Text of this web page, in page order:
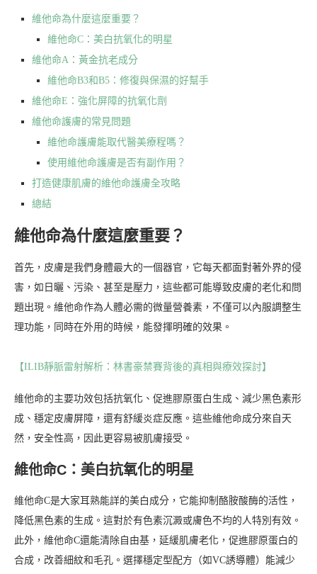
維他命為什麼這麼重要？
維他命C：美白抗氧化的明星
維他命A：黃金抗老成分
維他命B3和B5：修復與保濕的好幫手
維他命E：強化屏障的抗氧化劑
維他命護膚的常見問題
維他命護膚能取代醫美療程嗎？
使用維他命護膚是否有副作用？
打造健康肌膚的維他命護膚全攻略
總結
維他命為什麼這麼重要？
首先，皮膚是我們身體最大的一個器官，它每天都面對著外界的侵
害，如日曬、污染、甚至是壓力，這些都可能導致皮膚的老化和問
題出現。維他命作為人體必需的微量營養素，不僅可以內服調整生
理功能，同時在外用的時候，能發揮明確的效果。
【ILIB靜脈雷射解析：林書豪禁賽背後的真相與療效探討】
維他命的主要功效包括抗氧化、促進膠原蛋白生成、減少黑色素形
成、穩定皮膚屏障，還有舒緩炎症反應。這些維他命成分來自天
然，安全性高，因此更容易被肌膚接受。
維他命C：美白抗氧化的明星
維他命C是大家耳熟能詳的美白成分，它能抑制酪胺酸酶的活性，
降低黑色素的生成。這對於有色素沉澱或膚色不均的人特別有效。
此外，維他命C還能清除自由基，延緩肌膚老化，促進膠原蛋白的
合成，改善細紋和毛孔。選擇穩定型配方（如VC誘導體）能減少